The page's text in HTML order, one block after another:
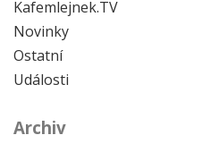
Kafemlejnek.TV
Novinky
Ostatní
Události
Archiv